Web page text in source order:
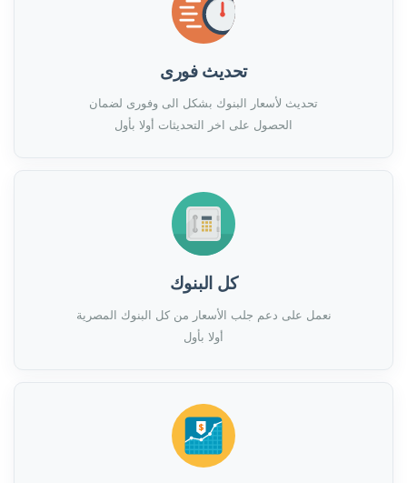
تحديث فورى
تحديث لأسعار البنوك بشكل الى وفورى لضمان
الحصول على اخر التحديثات أولا بأول
كل البنوك
نعمل على دعم جلب الأسعار من كل البنوك المصرية
أولا بأول